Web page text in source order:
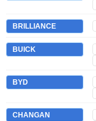
BRILLIANCE
BUICK
BYD
CHANGAN